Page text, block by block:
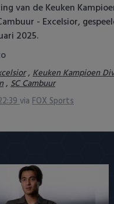
van de Keuken
- Excelsior,
2025.
, Keuken Kampioen
, SC Cambuur
via FOX Sports